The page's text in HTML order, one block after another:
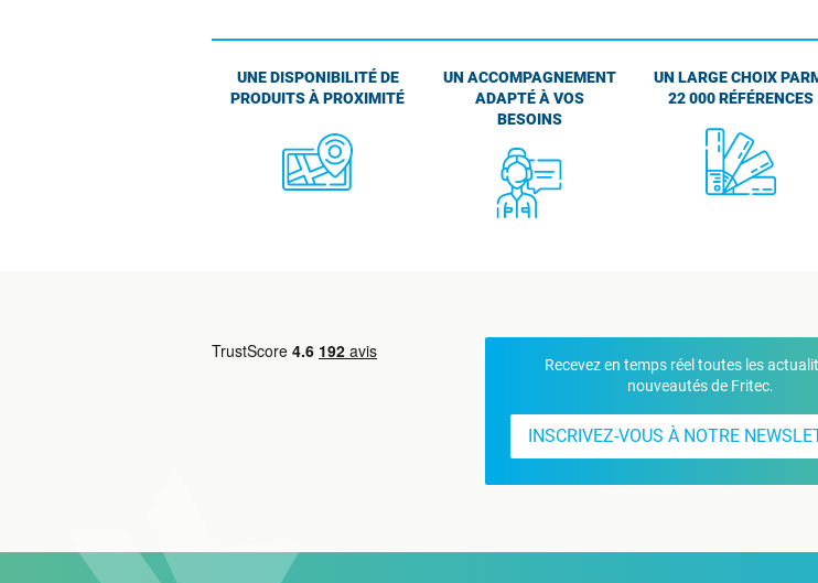
UNE DISPONIBILITÉ DE
PRODUITS À PROXIMITÉ
UN ACCOMPAGNEMENT
ADAPTÉ À VOS
BESOINS
UN LARGE CHOIX
22 000 RÉFÉRENCES
Recevez en temps réel toutes les
nouveautés de Fritec.
INSCRIVEZ-VOUS À NOTRE